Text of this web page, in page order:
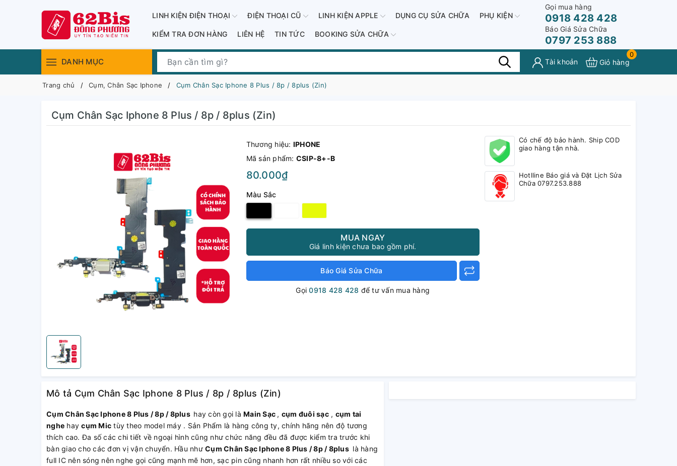
LINH KIỆN ĐIỆN THOẠI ĐIỆN THOẠI CŨ LINH KIỆN APPLE DỤNG CỤ SỬA CHỮA PHỤ KIỆN
KIỂM TRA ĐƠN HÀNG LIÊN HỆ TIN TỨC BOOKING SỬA CHỮA
Gọi mua hàng
0918 428 428
Báo Giá Sửa Chữa
0797 253 888
DANH MỤC Tài khoản
0
Giỏ hàng
Trang chủ Cụm, Chân Sạc Iphone Cụm Chân Sạc Iphone 8 Plus / 8p / 8plus (Zin)
Cụm Chân Sạc Iphone 8 Plus / 8p / 8plus (Zin)
Thương hiệu: IPHONE
Mã sản phẩm: CSIP-8+-B
80.000₫
Màu Sắc
MUA NGAY
Giá linh kiện chưa bao gồm phí.
Báo Giá Sửa Chữa
Gọi0918 428 428 để tư vấn mua hàng
Có chế độ bảo hành. Ship COD
giao hàng tận nhà.
Hotlline Báo giá và Đặt Lịch Sửa
Chữa 0797.253.888
Mô tả Cụm Chân Sạc Iphone 8 Plus / 8p / 8plus (Zin)
Cụm Chân Sạc Iphone 8 Plus / 8p / 8plus hay còn gọi là Main Sạc , cụm đuôi sạc, cụm tai
nghe haycụm Mic tùy theo model máy . Sản Phẩm là hàng công ty, chính hãng nên độ tương
thích cao. Đa số các chi tiết về ngoại hình cũng như chức năng đều đã được kiểm tra trước khi
bàn giao cho các đơn vị vận chuyển. Hầu như Cụm Chân Sạc Iphone 8 Plus / 8p / 8plus là hàng
full IC nên sóng nên nghe gọi cũng mạnh mẽ hơn, sạc pin cũng nhanh hơn rất nhiều so với các